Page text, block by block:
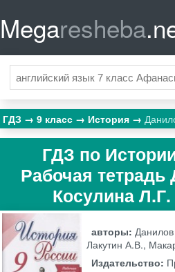
Megaresheba
ГДЗ 9 класс История
ГДЗ по
Рабочая
Косулина Л.Г.
авторы:
Лакутин А.В.,
Издательство: